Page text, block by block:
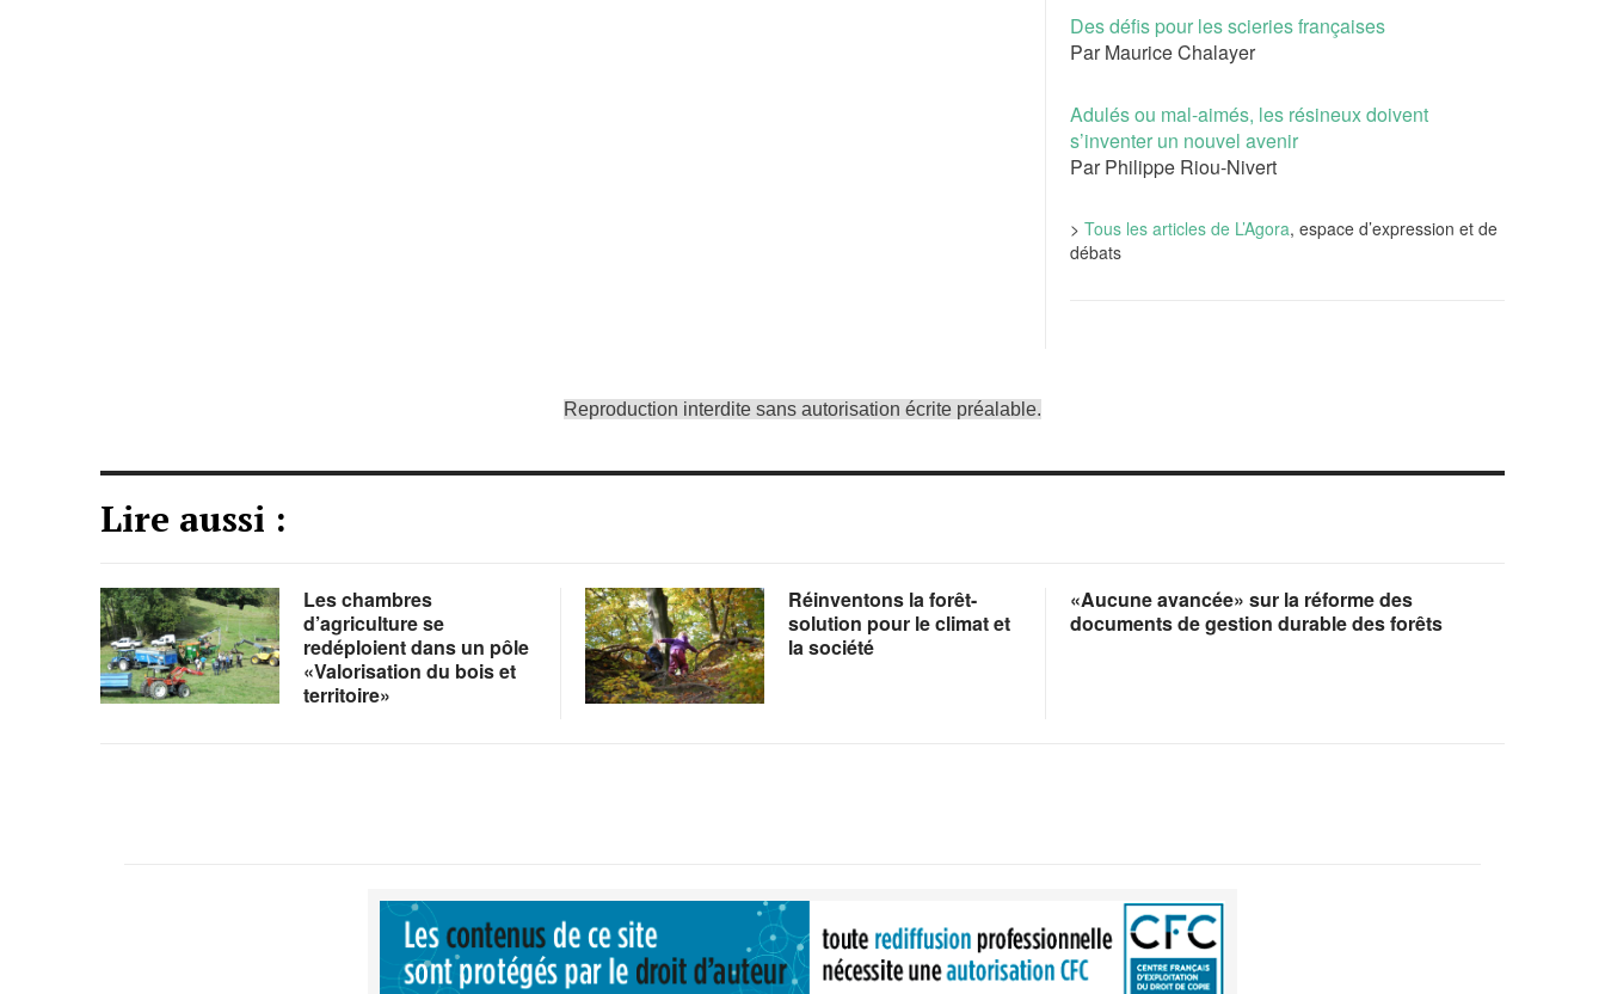
Des défis pour les scieries françaises
Par Maurice Chalayer
Adulés ou mal-aimés, les résineux doivent
s’inventer un nouvel avenir
Par Philippe Riou-Nivert
> Tous les articles de L’Agora, espace d’expression et de
débats
Reproduction interdite sans autorisation écrite préalable.
Lire aussi :
Les chambres
d’agriculture se
redéploient dans un pôle
«Valorisation du bois et
territoire»
Réinventons la forêt-
solution pour le climat et
la société
«Aucune avancée» sur la réforme des
documents de gestion durable des forêts